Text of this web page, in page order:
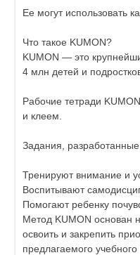
Ее могут использовать
Что такое KUMON?
KUMON — это
4 млн детей и
Рабочие тетради
и клеем.
Задания,
Тренируют внимание и
Воспитывают
Помогают ребенку
Метод KUMON основан
освоить и закрепить
предлагаемого учебного